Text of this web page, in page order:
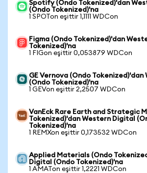
Spotify (Ondo Tokenized)'dan
(Ondo Tokenized)'na
1 SPOTon eşittir 1,1111 WDCon
Figma (Ondo Tokenized)'dan
Tokenized)'na
1 FIGon eşittir 0,053879 WDCon
GE Vernova (Ondo Tokenized)'dan
(Ondo Tokenized)'na
1 GEVon eşittir 2,2507 WDCon
VanEck Rare Earth and Strategic
Tokenized)'dan Western Digital
Tokenized)'na
1 REMXon eşittir 0,173532 WDCon
Applied Materials (Ondo
Digital (Ondo Tokenized)'na
1 AMATon eşittir 1,2221 WDCon